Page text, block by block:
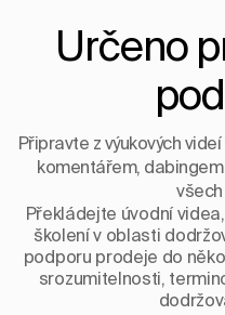
Určeno
Připravte z výukových
komentářem,
Překládejte úvodní
školení v oblasti
podporu prodeje do
srozumitelnosti,